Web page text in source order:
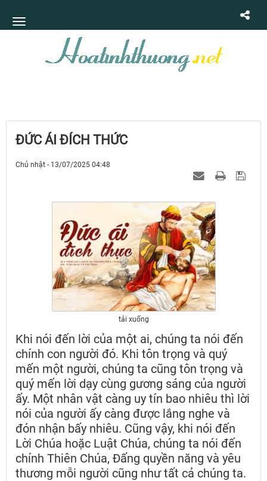
ĐỨC ÁI ĐÍCH THỨC
Chủ nhật - 13/07/2025 04:48
tải xuống
Khi nói đến lời của một ai, chúng ta nói đến
chính con người đó. Khi tôn trọng và quý
mến một người, chúng ta cũng tôn trọng và
quý mến lời dạy cùng gương sáng của người
ấy. Một nhân vật càng uy tín bao nhiêu thì lời
nói của người ấy càng được lắng nghe và
đón nhận bấy nhiêu. Cũng vậy, khi nói đến
Lời Chúa hoặc Luật Chúa, chúng ta nói đến
chính Thiên Chúa, Đấng quyền năng và yêu
thương mỗi người cũng như tất cả chúng ta.